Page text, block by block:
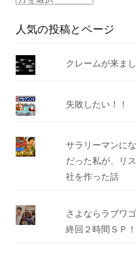
カ
イ
ブ
人気の投稿とページ
クレームが来まし
失敗したい！！
サラリーマンに
だった私が、リ
社を作った話
さよならラブワ
終回２時間ＳＰ